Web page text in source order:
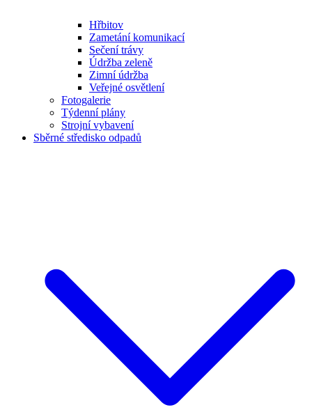
Hřbitov
Zametání komunikací
Sečení trávy
Údržba zeleně
Zimní údržba
Veřejné osvětlení
Fotogalerie
Týdenní plány
Strojní vybavení
Sběrné středisko odpadů